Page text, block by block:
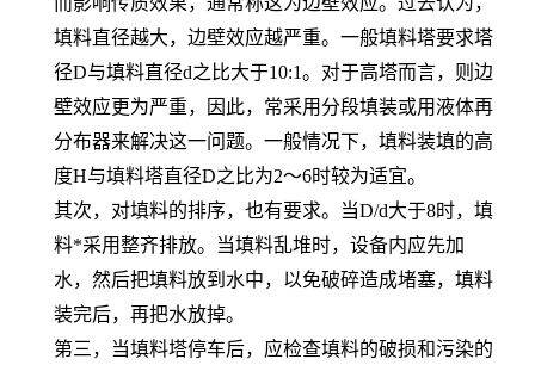
填料直径越大，边壁效应越严重。一般填料塔要求塔
径D与填料直径d之比大于10:1。对于高塔而言，则边
壁效应更为严重，因此，常采用分段填装或用液体再
分布器来解决这一问题。一般情况下，填料装填的高
度H与填料塔直径D之比为2～6时较为适宜。
其次，对填料的排序，也有要求。当D/d大于8时，填
料*采用整齐排放。当填料乱堆时，设备内应先加
水，然后把填料放到水中，以免破碎造成堵塞，填料
装完后，再把水放掉。
第三，当填料塔停车后，应检查填料的破损和污染的